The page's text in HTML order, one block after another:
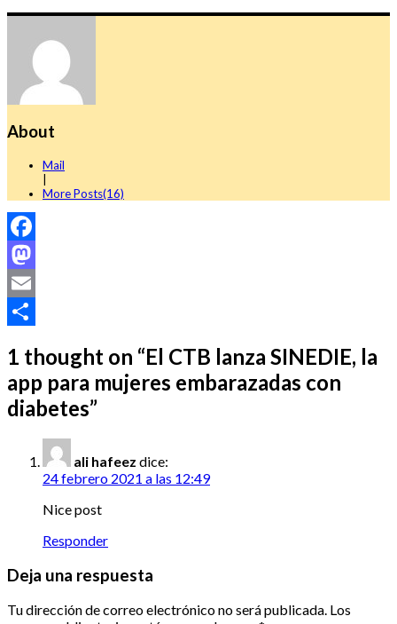
About
Mail
More Posts(16)
Facebook
Mastodon
Email
1 thought on “El CTB lanza SINEDIE, la
app para mujeres embarazadas con
diabetes”
ali hafeez dice:
24 febrero 2021 a las 12:49
Nice post
Responder
Deja una respuesta
Tu dirección de correo electrónico no será publicada. Los